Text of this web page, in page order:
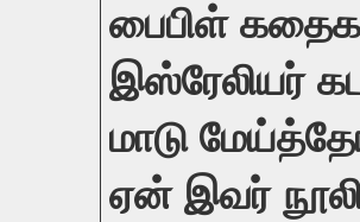
பைபிள்
இஸ்ரேலியர்
மாடு
ஏன் இவர்